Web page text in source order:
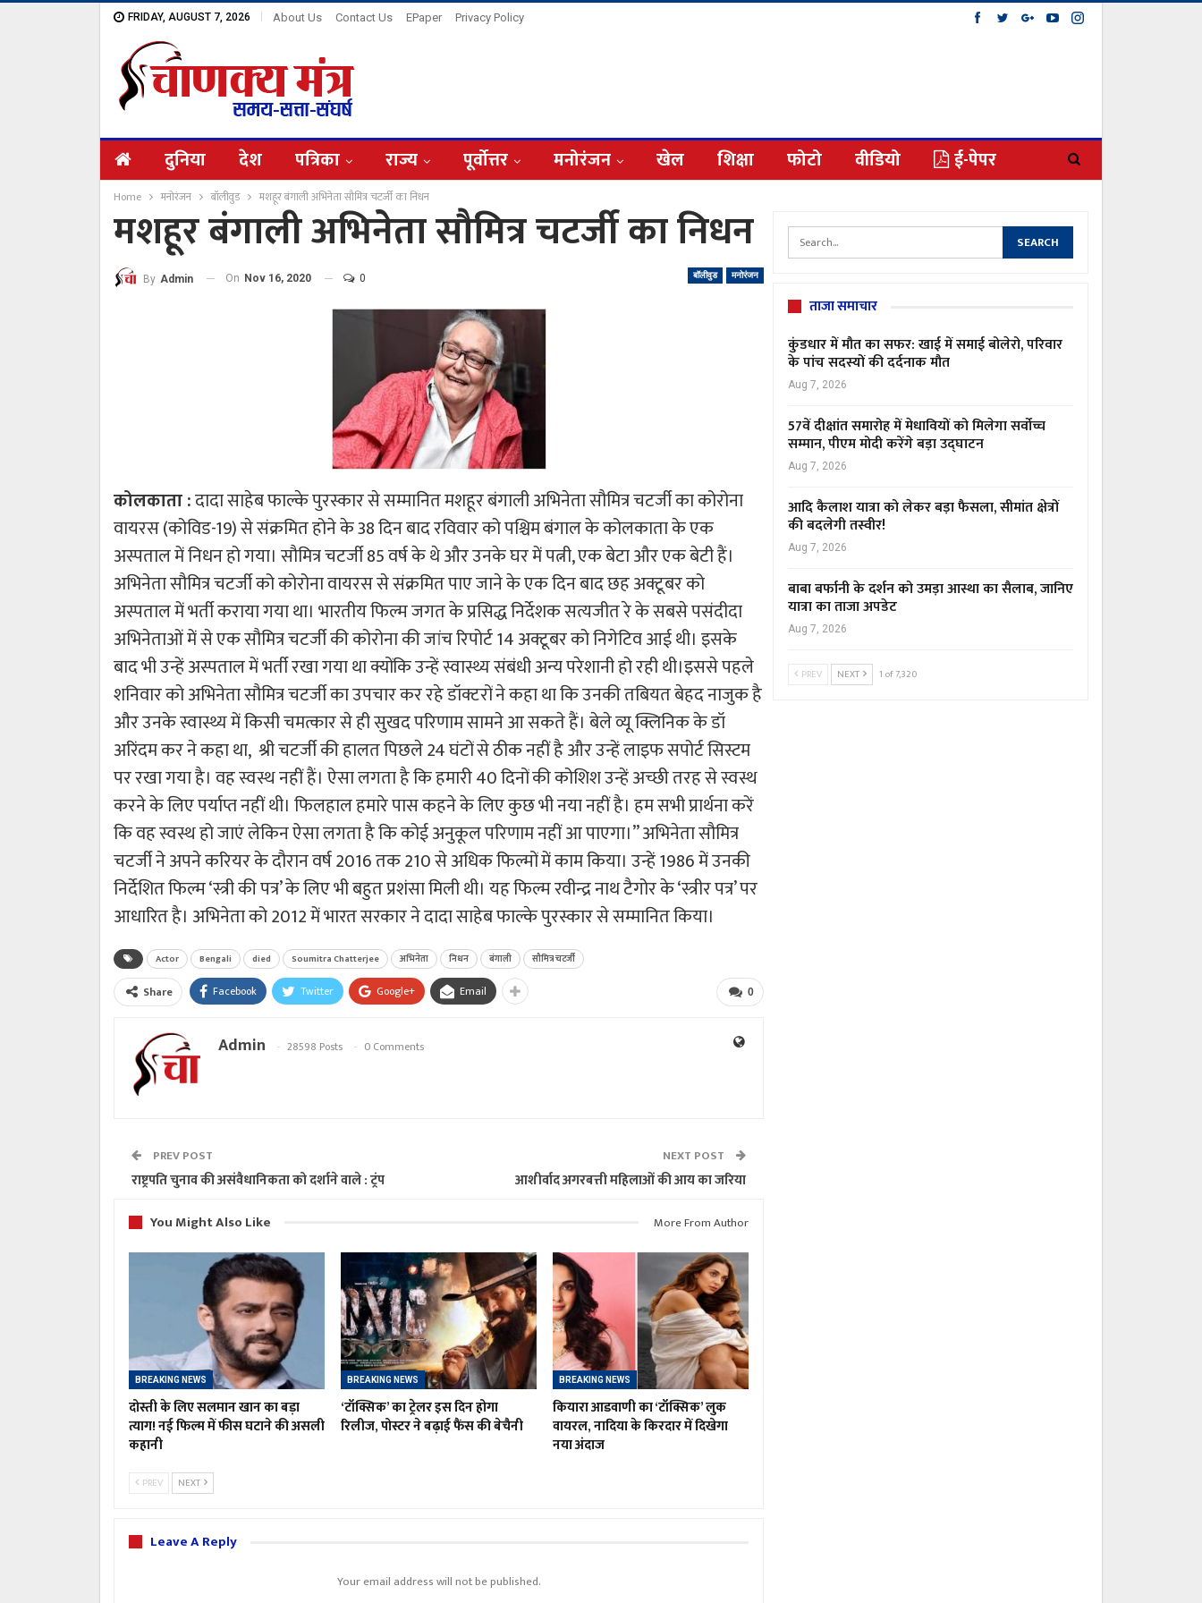
FRIDAY, AUGUST 7, 2026 About Us Contact Us EPaper Privacy Policy
दुनिया देश पत्रिका राज्य पूर्वोत्तर मनोरंजन खेल शिक्षा फोटो वीडियो ई-पेपर
Home मनोरंजन बॉलीवुड मशहूर बंगाली अभिनेता सौमित्र चटर्जी का निधन
मशहूर बंगाली अभिनेता सौमित्र चटर्जी का निधन
बॉलीवुड मनोरंजन
By Admin On Nov 16, 2020 0
कोलकाता :दादा साहेब फाल्के पुरस्कार से सम्मानित मशहूर बंगाली अभिनेता सौमित्र चटर्जी का कोरोना
वायरस (कोविड-19) से संक्रमित होने के 38 दिन बाद रविवार को पश्चिम बंगाल के कोलकाता के एक
अस्पताल में निधन हो गया। सौमित्र चटर्जी 85 वर्ष के थे और उनके घर में पत्नी, एक बेटा और एक बेटी हैं।
अभिनेता सौमित्र चटर्जी को कोरोना वायरस से संक्रमित पाए जाने के एक दिन बाद छह अक्टूबर को
अस्पताल में भर्ती कराया गया था। भारतीय फिल्म जगत के प्रसिद्ध निर्देशक सत्यजीत रे के सबसे पसंदीदा
अभिनेताओं में से एक सौमित्र चटर्जी की कोरोना की जांच रिपोर्ट 14 अक्टूबर को निगेटिव आई थी। इसके
बाद भी उन्हें अस्पताल में भर्ती रखा गया था क्योंकि उन्हें स्वास्थ्य संबंधी अन्य परेशानी हो रही थी।इससे पहले
शनिवार को अभिनेता सौमित्र चटर्जी का उपचार कर रहे डॉक्टरों ने कहा था कि उनकी तबियत बेहद नाजुक है
और उनके स्वास्थ्य में किसी चमत्कार से ही सुखद परिणाम सामने आ सकते हैं। बेले व्यू क्लिनिक के डॉ
अरिंदम कर ने कहा था, श्री चटर्जी की हालत पिछले 24 घंटों से ठीक नहीं है और उन्हें लाइफ सपोर्ट सिस्टम
पर रखा गया है। वह स्वस्थ नहीं हैं। ऐसा लगता है कि हमारी 40 दिनों की कोशिश उन्हें अच्छी तरह से स्वस्थ
करने के लिए पर्याप्त नहीं थी। फिलहाल हमारे पास कहने के लिए कुछ भी नया नहीं है। हम सभी प्रार्थना करें
कि वह स्वस्थ हो जाएं लेकिन ऐसा लगता है कि कोई अनुकूल परिणाम नहीं आ पाएगा।’’ अभिनेता सौमित्र
चटर्जी ने अपने करियर के दौरान वर्ष 2016 तक 210 से अधिक फिल्मों में काम किया। उन्हें 1986 में उनकी
निर्देशित फिल्म ‘स्त्री की पत्र’ के लिए भी बहुत प्रशंसा मिली थी। यह फिल्म रवीन्द्र नाथ टैगोर के ‘स्त्रीर पत्र’ पर
आधारित है। अभिनेता को 2012 में भारत सरकार ने दादा साहेब फाल्के पुरस्कार से सम्मानित किया।
Actor Bengali died Soumitra Chatterjee अभिनेता निधन बंगाली सौमित्र चटर्जी
0
Share Facebook Twitter Google+ Email
Admin 28598 Posts 0 Comments
PREV POST
राष्ट्रपति चुनाव की असंवैधानिकता को दर्शाने वाले : ट्रंप
NEXT POST
आशीर्वाद अगरबत्ती महिलाओं की आय का जरिया
You Might Also Like
More From Author
BREAKING NEWS
दोस्ती के लिए सलमान खान का बड़ा
त्याग! नई फिल्म में फीस घटाने की असली
कहानी
BREAKING NEWS
‘टॉक्सिक’ का ट्रेलर इस दिन होगा
रिलीज, पोस्टर ने बढ़ाई फैंस की बेचैनी
BREAKING NEWS
कियारा आडवाणी का ‘टॉक्सिक’ लुक
वायरल, नादिया के किरदार में दिखेगा
नया अंदाज
PREV NEXT
Leave A Reply
Your email address will not be published.
ताजा समाचार
कुंडधार में मौत का सफर: खाई में समाई बोलेरो, परिवार
के पांच सदस्यों की दर्दनाक मौत
Aug 7, 2026
57वें दीक्षांत समारोह में मेधावियों को मिलेगा सर्वोच्च
सम्मान, पीएम मोदी करेंगे बड़ा उद्घाटन
Aug 7, 2026
आदि कैलाश यात्रा को लेकर बड़ा फैसला, सीमांत क्षेत्रों
की बदलेगी तस्वीर!
Aug 7, 2026
बाबा बर्फानी के दर्शन को उमड़ा आस्था का सैलाब, जानिए
यात्रा का ताजा अपडेट
Aug 7, 2026
PREV NEXT 1 of 7,320